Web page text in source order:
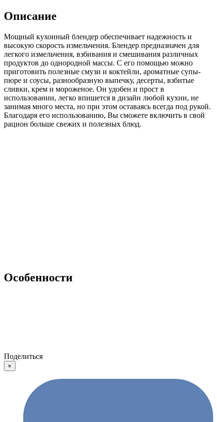
Описание
Мощный кухонный блендер обеспечивает надежность и
высокую скорость измельчения. Блендер предназначен для
легкого измельчения, взбивания и смешивания различных
продуктов до однородной массы. С его помощью можно
приготовить полезные смузи и коктейли, ароматные супы-
пюре и соусы, разнообразную выпечку, десерты, взбитые
сливки, крем и мороженое. Он удобен и прост в
использовании, легко впишется в дизайн любой кухни, не
занимая много места, но при этом оставаясь всегда под рукой.
Благодаря его использованию, Вы сможете включить в свой
рацион больше свежих и полезных блюд.
Особенности
Поделиться
×